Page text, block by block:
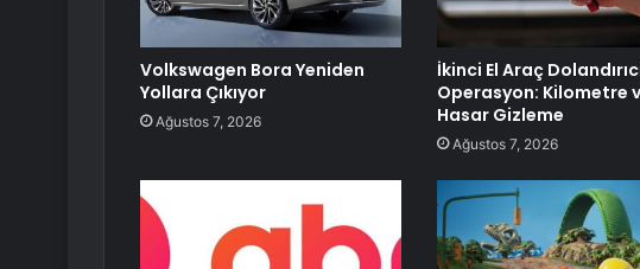
Volkswagen Bora Yeniden
Yollara Çıkıyor
Ağustos 7, 2026
İkinci El Araç
Operasyon: Kilometre
Hasar Gizleme
Ağustos 7, 2026